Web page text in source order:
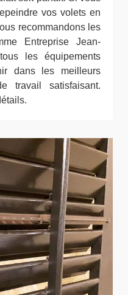
vos volets en
recommandons les
Entreprise Jean-
les équipements
dans les meilleurs
travail satisfaisant.